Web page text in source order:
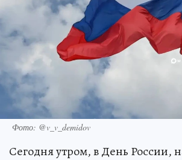
Фото: @v_v_demidov
Сегодня утром, в День России,